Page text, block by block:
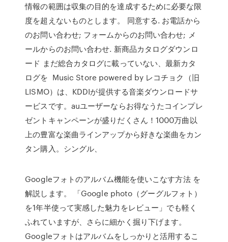
情報の範囲は収集の目的を達成するために必要な限
度を超えないものとします。 同意する. お電話から
のお問い合わせ; フォームからのお問い合わせ; メ
ールからのお問い合わせ. 新商品カタログダウンロ
ード まだ総合カタログに載っていない、最新カタ
ログを Music Store powered by レコチョク（旧
LISMO）は、KDDIが提供する音楽ダウンロードサ
ービスです。auユーザーならお得なうたコインプレ
ゼントキャンペーンが盛りだくさん！1000万曲以
上の豊富な楽曲ラインアップから好きな楽曲をカン
タン購入。シングル、
Googleフォトのアルバム機能を使いこなす方法 を
解説します。 「Google photo（グーグルフォト）
を1年半使って実感した魅力をレビュー」でも軽く
ふれていますが、さらに細かく掘り下げます。
Googleフォトはアルバムをしっかりと活用するこ